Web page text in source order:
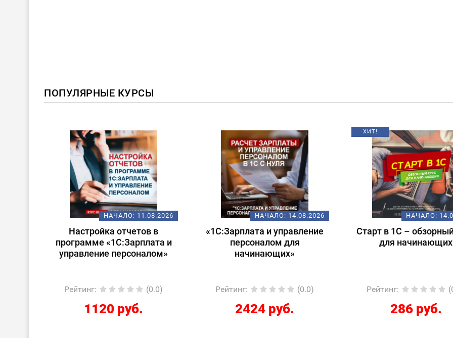
ПОПУЛЯРНЫЕ КУРСЫ
НАЧАЛО: 14.08.2026
«1С:Зарплата и управление
персоналом для
начинающих»
Рейтинг : (0.0)
2424 руб.
ХИТ!
НАЧАЛО: 14.08.2026
Старт в 1С – обзорный курс
для начинающих
Рейтинг : (0.0)
286 руб.
НАЧАЛО:
Подготовка к
1С:Специалист-
Рейтинг :
12267 руб.